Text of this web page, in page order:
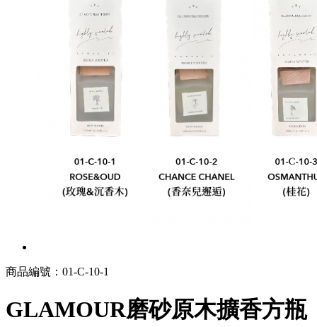
商品編號： 01-C-10-1
GLAMOUR磨砂原木擴香方瓶